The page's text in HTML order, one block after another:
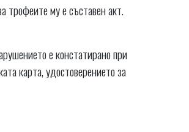
трофеите му е съставен акт.
е констатирано при
карта, удостоверението за